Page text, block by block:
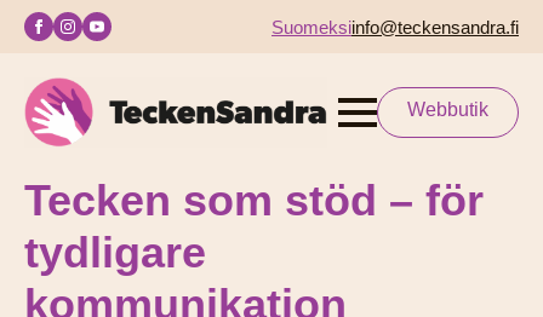
Suomeksiinfo@teckensandra.fi
Webbutik
Tecken som stöd – för
tydligare
kommunikation